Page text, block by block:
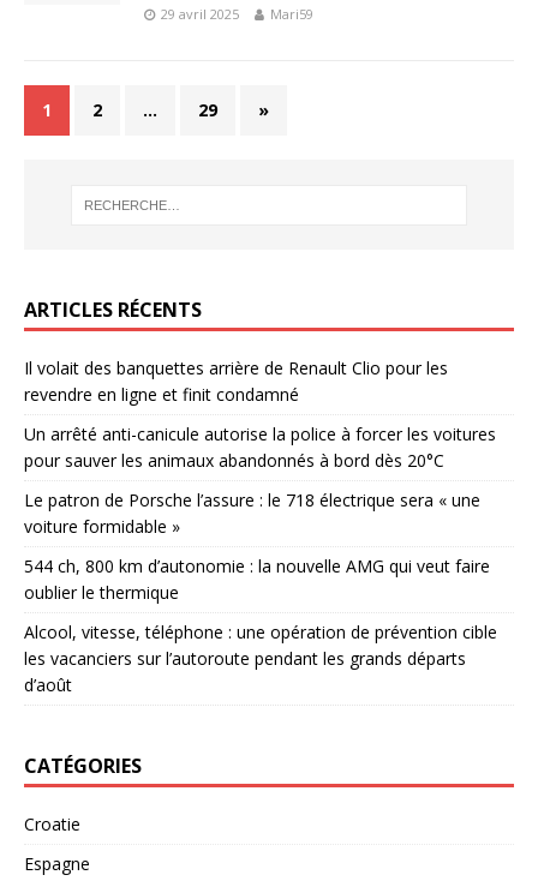
29 avril 2025 Mari59
1 2 … 29 »
ARTICLES RÉCENTS
Il volait des banquettes arrière de Renault Clio pour les
revendre en ligne et finit condamné
Un arrêté anti-canicule autorise la police à forcer les voitures
pour sauver les animaux abandonnés à bord dès 20°C
Le patron de Porsche l’assure : le 718 électrique sera « une
voiture formidable »
544 ch, 800 km d’autonomie : la nouvelle AMG qui veut faire
oublier le thermique
Alcool, vitesse, téléphone : une opération de prévention cible
les vacanciers sur l’autoroute pendant les grands départs
d’août
CATÉGORIES
Croatie
Espagne